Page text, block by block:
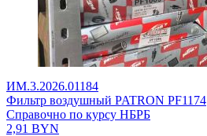
ИМ.3.2026.01184
Фильтр воздушный PATRON PF1174
Справочно по курсу НБРБ
2,91 BYN